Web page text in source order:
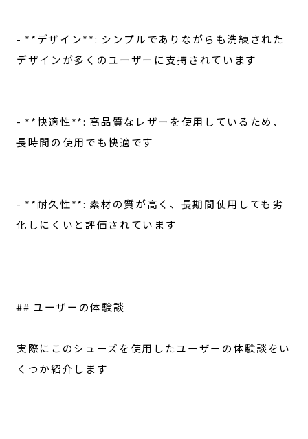
- **デザイン**: シンプルでありながらも洗練された
デザインが多くのユーザーに支持されています
- **快適性**: 高品質なレザーを使用しているため、
長時間の使用でも快適です
- **耐久性**: 素材の質が高く、長期間使用しても劣
化しにくいと評価されています
## ユーザーの体験談
実際にこのシューズを使用したユーザーの体験談をい
くつか紹介します